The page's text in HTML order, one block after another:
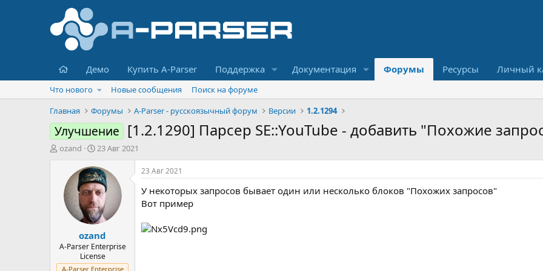
Главная
Демо Купить A-Parser Поддержка Документация Форумы Ресурсы Личный
Что нового Новые сообщения
Поиск на форуме
Главная
Форумы A-Parser - русскоязычный форум Версии 1.2.1294
Улучшение [1.2.1290] Парсер SE::YouTube - добавить "Похожие
А
ozand
Д
т
а
н
а
ч
а
л
а
23 Авг 2021
ozand
A-Parser Enterprise
License
A-Parser Enterprise
23 Авг 2021
У некоторых запросов бывает один или несколько блоков "Похожих запросов"
Вот пример